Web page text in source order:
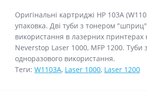
Оригінальні картриджі HP 103A
упаковка. Дві туби з тонером
використання в лазерних принтерах
Neverstop Laser 1000, MFP 1200. Туби
одноразового використання.
Теги: W1103A, Laser 1000, Laser 1200